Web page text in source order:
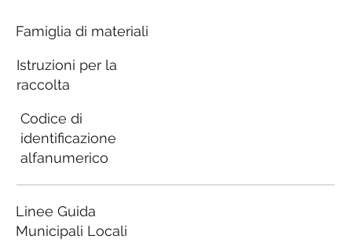
Famiglia di materiali
Istruzioni per la
raccolta
Codice di
identificazione
alfanumerico
Linee Guida
Municipali Locali